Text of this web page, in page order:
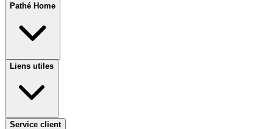
Pathé Home
Liens utiles
Service client